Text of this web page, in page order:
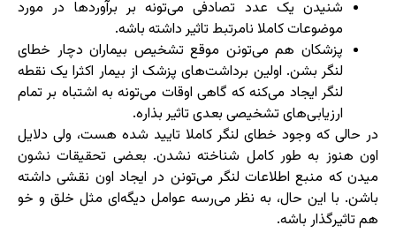
شنیدن یک عدد تصادفی می‌تونه بر برآوردها در مورد
موضوعات کاملا نامرتبط تاثیر داشته باشه.
پزشکان هم می‌تونن موقع تشخیص بیماران دچار خطای
لنگر بشن. اولین برداشت‌های پزشک از بیمار اکثرا یک نقطه
لنگر ایجاد می‌کنه که گاهی اوقات می‌تونه به اشتباه بر تمام
ارزیابی‌های تشخیصی بعدی تاثیر بذاره.
در حالی که وجود خطای لنگر کاملا تایید شده هست، ولی دلایل
اون هنوز به طور کامل شناخته نشدن. بعضی تحقیقات نشون
میدن که منبع اطلاعات لنگر می‌تونن در ایجاد اون نقشی داشته
باشن. با این حال، به نظر می‌رسه عوامل دیگه‌ای مثل خلق و خو
هم تاثیرگذار باشه.